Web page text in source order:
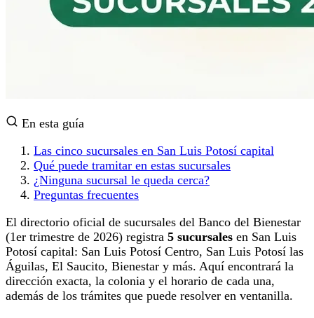
En esta guía
Las cinco sucursales en San Luis Potosí capital
Qué puede tramitar en estas sucursales
¿Ninguna sucursal le queda cerca?
Preguntas frecuentes
El directorio oficial de sucursales del Banco del Bienestar
(1er trimestre de 2026) registra 5 sucursales en San Luis
Potosí capital: San Luis Potosí Centro, San Luis Potosí las
Águilas, El Saucito, Bienestar y más. Aquí encontrará la
dirección exacta, la colonia y el horario de cada una,
además de los trámites que puede resolver en ventanilla.